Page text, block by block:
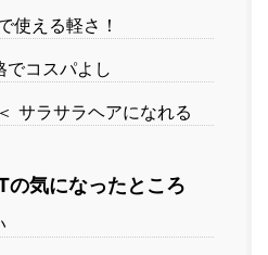
使える軽さ！
でコスパよし
サラサラヘアになれる
の気になったところ